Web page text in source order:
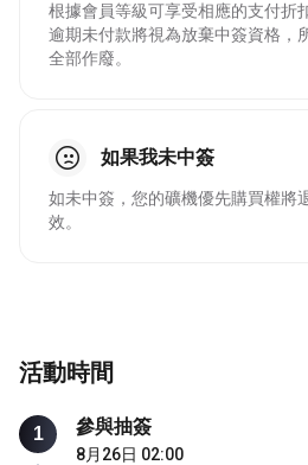
根據會員等級可享受相應的支付折
逾期未付款將視為放棄中簽資格，
全部作廢。
 如果我未中簽
如未中簽，您的礦機優先購買權將
效。
活動時間
1 參與抽簽
8月26日 02:00